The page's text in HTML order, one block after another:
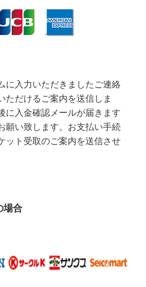
に入力いただきましたご連絡
ただけるご案内を送信しま
に入金確認メールが届きます
願い致します。お支払い手続
ット受取のご案内を送信させ
場合